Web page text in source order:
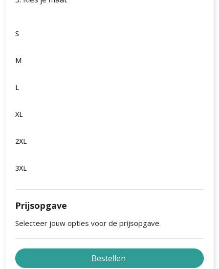
S
M
L
XL
2XL
3XL
Prijsopgave
Selecteer jouw opties voor de prijsopgave.
Bestellen